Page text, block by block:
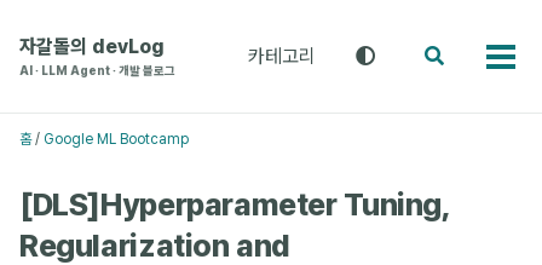
자갈돌의 devLog
AI · LLM Agent · 개발 블로그
카테고리
테
트
/
검
카
고
홈 / Google ML Bootcamp
[DLS]Hyperparameter Tuning,
Regularization and